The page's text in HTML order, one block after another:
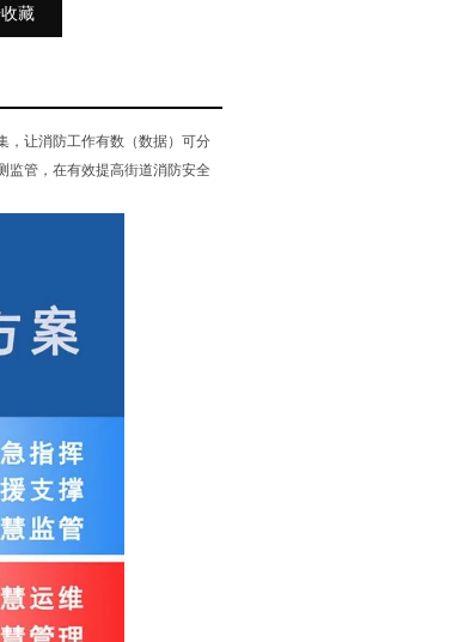
藏
，让消防工作有数（数据）可分
监管，在有效提高街道消防安全